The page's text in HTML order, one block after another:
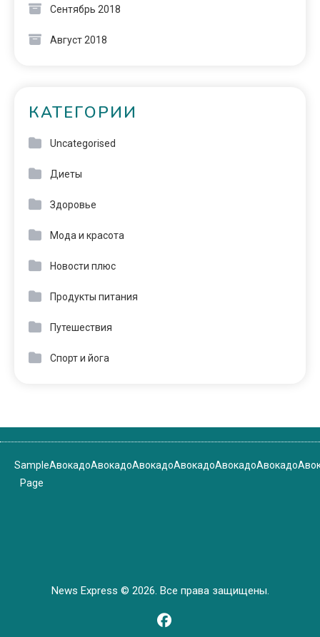
Сентябрь 2018
Август 2018
КАТЕГОРИИ
Uncategorised
Диеты
Здоровье
Мода и красота
Новости плюс
Продукты питания
Путешествия
Спорт и йога
Sample
Page
АвокадоАвокадоАвокадоАвокадоАвокадоАвокадо
News Express © 2026. Все права защищены.